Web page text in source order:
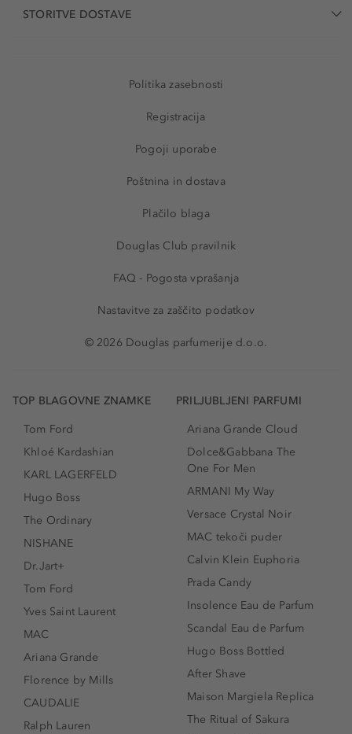
STORITVE DOSTAVE
Politika zasebnosti
Registracija
Pogoji uporabe
Poštnina in dostava
Plačilo blaga
Douglas Club pravilnik
FAQ - Pogosta vprašanja
Nastavitve za zaščito podatkov
© 2026 Douglas parfumerije d.o.o.
TOP BLAGOVNE ZNAMKE
Tom Ford
Khloé Kardashian
KARL LAGERFELD
Hugo Boss
The Ordinary
NISHANE
Dr.Jart+
Tom Ford
Yves Saint Laurent
MAC
Ariana Grande
Florence by Mills
CAUDALIE
Ralph Lauren
PRILJUBLJENI PARFUMI
Ariana Grande Cloud
Dolce&Gabbana The
One For Men
ARMANI My Way
Versace Crystal Noir
MAC tekoči puder
Calvin Klein Euphoria
Prada Candy
Insolence Eau de Parfum
Scandal Eau de Parfum
Hugo Boss Bottled
After Shave
Maison Margiela Replica
The Ritual of Sakura